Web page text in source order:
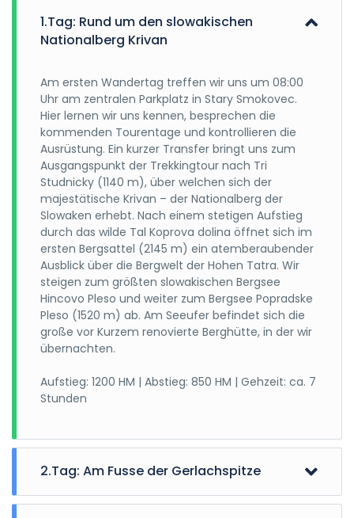
1.Tag: Rund um den slowakischen
Nationalberg Krivan
Am ersten Wandertag treffen wir uns um 08:00
Uhr am zentralen Parkplatz in Stary Smokovec.
Hier lernen wir uns kennen, besprechen die
kommenden Tourentage und kontrollieren die
Ausrüstung. Ein kurzer Transfer bringt uns zum
Ausgangspunkt der Trekkingtour nach Tri
Studnicky (1140 m), über welchen sich der
majestätische Krivan – der Nationalberg der
Slowaken erhebt. Nach einem stetigen Aufstieg
durch das wilde Tal Koprova dolina öffnet sich im
ersten Bergsattel (2145 m) ein atemberaubender
Ausblick über die Bergwelt der Hohen Tatra. Wir
steigen zum größten slowakischen Bergsee
Hincovo Pleso und weiter zum Bergsee Popradske
Pleso (1520 m) ab. Am Seeufer befindet sich die
große vor Kurzem renovierte Berghütte, in der wir
übernachten.
Aufstieg: 1200 HM | Abstieg: 850 HM | Gehzeit: ca. 7
Stunden
2.Tag: Am Fusse der Gerlachspitze
Nach geruhsamer Nacht wandern wir zum